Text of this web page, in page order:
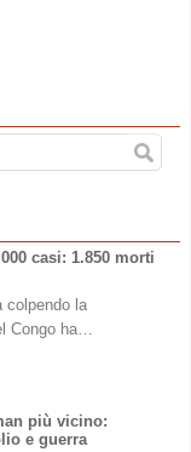
casi: 1.850 morti
colpendo la
Congo ha…
più vicino:
e guerra